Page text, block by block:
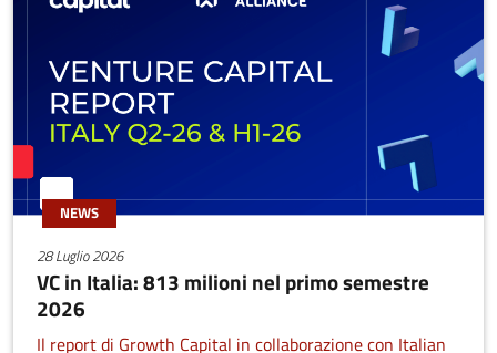
NEWS
28 Luglio 2026
VC in Italia: 813 milioni nel primo semestre
2026
Il report di Growth Capital in collaborazione con Italian